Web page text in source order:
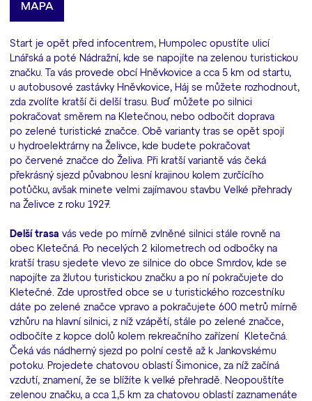
MAPA
Start je opět před infocentrem, Humpolec opustíte ulicí
Lnářská a poté Nádražní, kde se napojíte na zelenou turistickou
značku. Ta vás provede obcí Hněvkovice a cca 5 km od startu,
u autobusové zastávky Hněvkovice, Háj se můžete rozhodnout,
zda zvolíte kratší či delší trasu. Buď můžete po silnici
pokračovat směrem na Kletečnou, nebo odbočit doprava
po zelené turistické značce. Obě varianty tras se opět spojí
u hydroelektrárny na Želivce, kde budete pokračovat
po červené značce do Želiva. Při kratší variantě vás čeká
překrásný sjezd půvabnou lesní krajinou kolem zurčícího
potůčku, avšak minete velmi zajímavou stavbu Velké přehrady
na Želivce z roku 1927.
Delší trasavás vede po mírně zvlněné silnici stále rovně na
obec Kletečná. Po necelých 2 kilometrech od odbočky na
kratší trasu sjedete vlevo ze silnice do obce Smrdov, kde se
napojíte za žlutou turistickou značku a po ní pokračujete do
Kletečné. Zde uprostřed obce se u turistického rozcestníku
dáte po zelené značce vpravo a pokračujete 600 metrů mírně
vzhůru na hlavní silnici, z níž vzápětí, stále po zelené značce,
odbočíte z kopce dolů kolem rekreačního zařízení Kletečná.
Čeká vás nádherný sjezd po polní cestě až k Jankovskému
potoku. Projedete chatovou oblastí Šimonice, za níž začíná
vzdutí, znamení, že se blížíte k velké přehradě. Neopouštíte
zelenou značku, a cca 1,5 km za chatovou oblastí zaznamenáte